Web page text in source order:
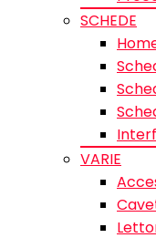
SCHEDE
VARIE